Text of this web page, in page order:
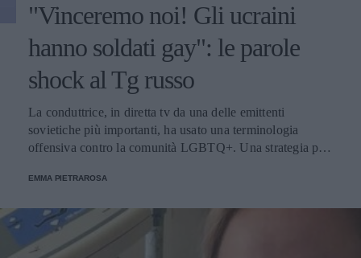
"Vinceremo noi! Gli ucraini
hanno soldati gay": le parole
shock al Tg russo
La conduttrice, in diretta tv da una delle emittenti
sovietiche più importanti, ha usato una terminologia
offensiva contro la comunità LGBTQ+. Una strategia per
vieta per legge la propaganda gay.
EMMA PIETRAROSA